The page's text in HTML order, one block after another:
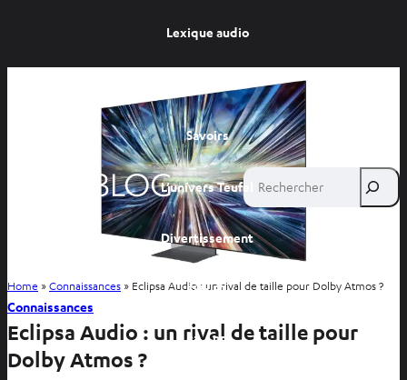
Lexique audio
Savoirs
L’univers Teufel
Divertissement
Site FR
Site BE
Rechercher
Home »Connaissances » Eclipsa Audio : un rival de taille pour Dolby Atmos ?
Connaissances
Eclipsa Audio : un rival de taille pour
Dolby Atmos ?